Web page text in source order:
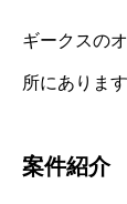
ギークスの
所にあります
案件紹介